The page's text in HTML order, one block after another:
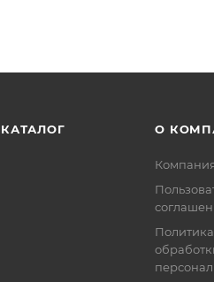
КАТАЛОГ О
Политика